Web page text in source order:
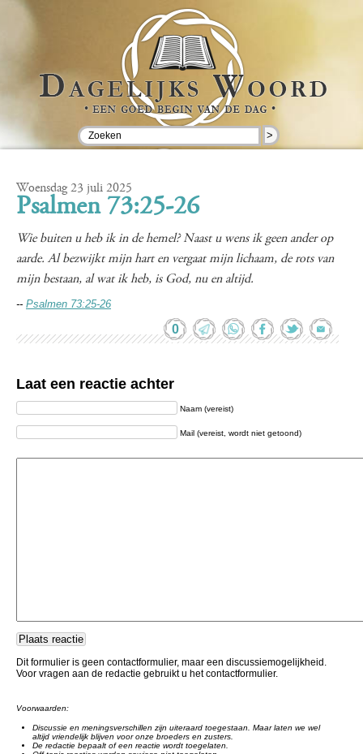
>
Woensdag 23 juli 2025
Psalmen 73:25-26
Wie buiten u heb ik in de hemel? Naast u wens ik geen ander op
aarde. Al bezwijkt mijn hart en vergaat mijn lichaam, de rots van
mijn bestaan, al wat ik heb, is God, nu en altijd.
-- Psalmen 73:25-26
0
Laat een reactie achter
Naam (vereist)
Mail (vereist, wordt niet getoond)
Dit formulier is geen contactformulier, maar een discussiemogelijkheid.
Voor vragen aan de redactie gebruikt u het contactformulier.
Voorwaarden:
Discussie en meningsverschillen zijn uiteraard toegestaan. Maar laten we wel
altijd vriendelijk blijven voor onze broeders en zusters.
De redactie bepaalt of een reactie wordt toegelaten.